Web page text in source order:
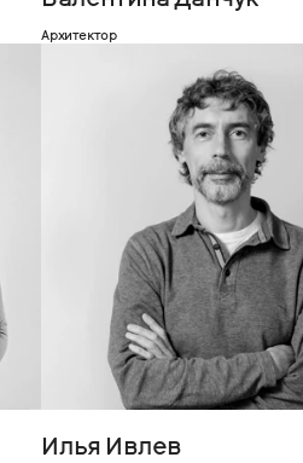
Архитектор
Илья Ивлев